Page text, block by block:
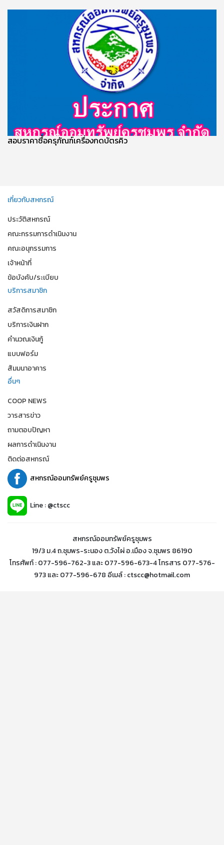
สอบราคาซื้อครุภัณฑ์เครื่องกดบัตรคิว
เกี่ยวกับสหกรณ์
ประวัติสหกรณ์
คณะกรรมการดำเนินงาน
คณะอนุกรรมการ
เจ้าหน้าที่
ข้อบังคับ/ระเบียบ
บริการสมาชิก
สวัสดิการสมาชิก
บริการเงินฝาก
คำนวณเงินกู้
แบบฟอร์ม
สัมมนาอาคาร
อื่นๆ
COOP NEWS
วารสารข่าว
ถามตอบปัญหา
ผลการดำเนินงาน
ติดต่อสหกรณ์
สหกรณ์ออมทรัพย์ครูชุมพร
Line : @ctscc
สหกรณ์ออมทรัพย์ครูชุมพร
19/3 ม.4 ถ.ชุมพร-ระนอง ต.วังไผ่ อ.เมือง จ.ชุมพร 86190
โทรศัพท์ : 077-596-762-3 และ 077-596-673-4 โทรสาร 077-576-
973 และ 077-596-678 อีเมล์ : ctscc@hotmail.com